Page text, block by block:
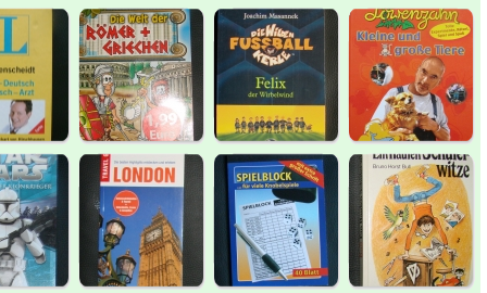
•Nachschlagewerke
•
Rezepte & Getränke
•Computer & Internet
•Antiquariat
•Zeitschriften & Magazine
•Krimi & Thriller